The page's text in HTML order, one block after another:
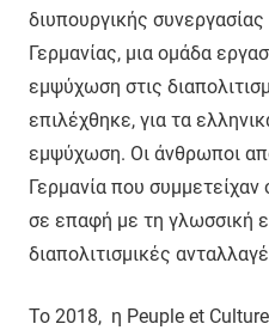
διυπουργικής
Γερμανίας, μια ομάδα
εμψύχωση στις
επιλέχθηκε, για τα
εμψύχωση. Οι άνθρωποι
Γερμανία που
σε επαφή με τη γλωσσική
διαπολιτισμικές
Το 2018, η Peuple et